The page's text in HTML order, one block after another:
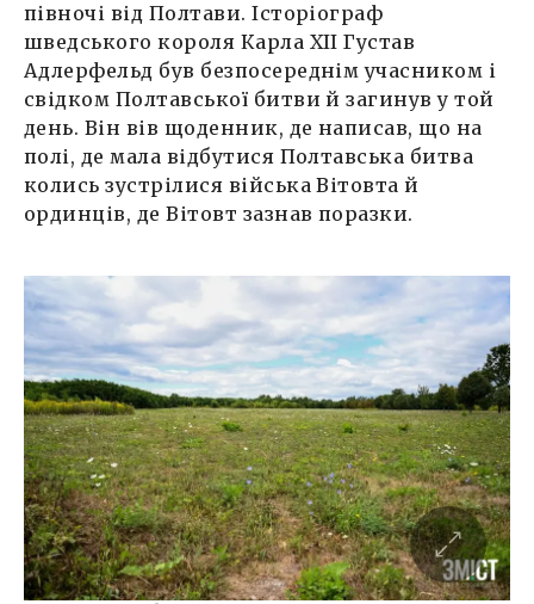
півночі від Полтави. Історіограф
шведського короля Карла XII Густав
Адлерфельд був безпосереднім учасником і
свідком Полтавської битви й загинув у той
день. Він вів щоденник, де написав, що на
полі, де мала відбутися Полтавська битва
колись зустрілися війська Вітовта й
ординців, де Вітовт зазнав поразки.